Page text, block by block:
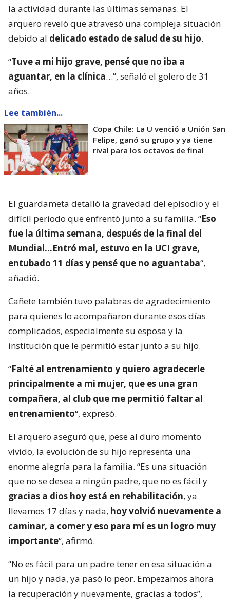
la actividad durante las últimas semanas. El
arquero reveló que atravesó una compleja situación
debido al delicado estado de salud de su hijo.
“Tuve a mi hijo grave, pensé que no iba a
aguantar, en la clínica…”, señaló el golero de 31
años.
Lee también...
Copa Chile: La U venció a Unión San
Felipe, ganó su grupo y ya tiene
rival para los octavos de final
El guardameta detalló la gravedad del episodio y el
difícil periodo que enfrentó junto a su familia. “Eso
fue la última semana, después de la final del
Mundial…Entró mal, estuvo en la UCI grave,
entubado 11 días y pensé que no aguantaba“,
añadió.
Cañete también tuvo palabras de agradecimiento
para quienes lo acompañaron durante esos días
complicados, especialmente su esposa y la
institución que le permitió estar junto a su hijo.
“Falté al entrenamiento y quiero agradecerle
principalmente a mi mujer, que es una gran
compañera, al club que me permitió faltar al
entrenamiento“, expresó.
El arquero aseguró que, pese al duro momento
vivido, la evolución de su hijo representa una
enorme alegría para la familia. “Es una situación
que no se desea a ningún padre, que no es fácil y
gracias a dios hoy está en rehabilitación, ya
llevamos 17 días y nada, hoy volvió nuevamente a
caminar, a comer y eso para mí es un logro muy
importante“, afirmó.
“No es fácil para un padre tener en esa situación a
un hijo y nada, ya pasó lo peor. Empezamos ahora
la recuperación y nuevamente, gracias a todos”,